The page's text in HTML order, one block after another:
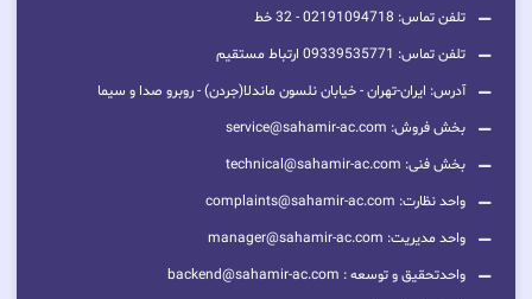
تلفن تماس: 02191094718 - 32 خط
تلفن تماس: 09339535771 ارتباط مستقیم
آدرس: ایران-تهران - خیابان نلسون ماندلا(جردن) - روبرو صدا و سیما
بخش فروش: service@sahamir-ac.com
بخش فنی: technical@sahamir-ac.com
واحد نظارت: complaints@sahamir-ac.com
واحد مدیریت: manager@sahamir-ac.com
واحدتحقیق و توسعه : backend@sahamir-ac.com